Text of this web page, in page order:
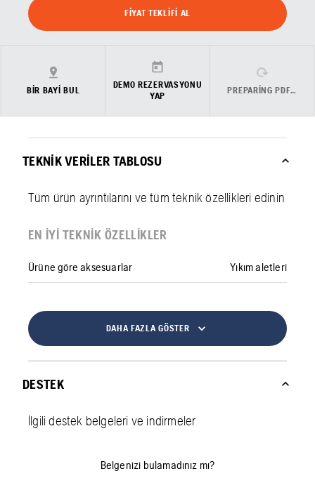
FIYAT TEKLIFI AL
BIR BAYI BUL
DEMO REZERVASYONU
YAP
PREPARING PDF…
TEKNIK VERILER TABLOSU
Tüm ürün ayrıntılarını ve tüm teknik özellikleri edinin
EN IYI TEKNIK ÖZELLIKLER
Ürüne göre aksesuarlar Yıkım aletleri
DAHA FAZLA GÖSTER
DESTEK
İlgili destek belgeleri ve indirmeler
Belgenizi bulamadınız mı?